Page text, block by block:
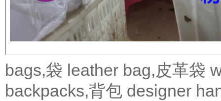
bags,袋 leather bag,皮革袋
backpacks,背包 designer